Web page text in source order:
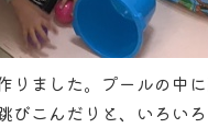
りました。プールの中
びこんだりと、いろい